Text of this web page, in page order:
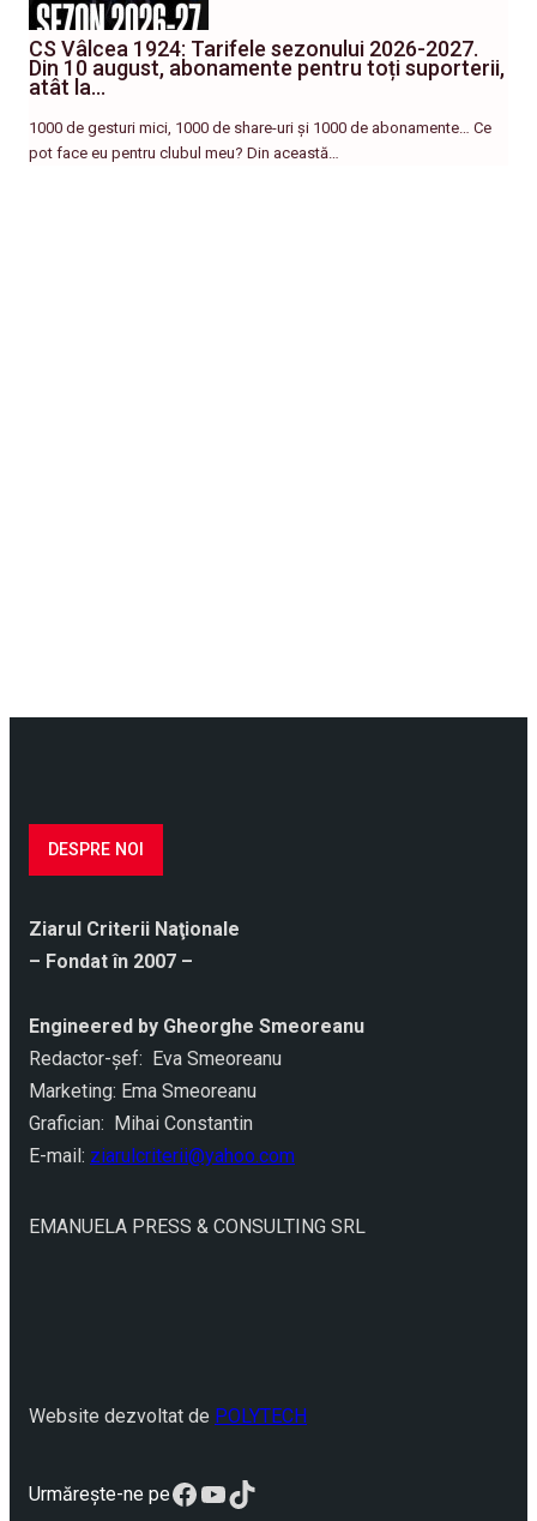
CS Vâlcea 1924: Tarifele sezonului 2026-2027.
Din 10 august, abonamente pentru toți suporterii,
atât la…
1000 de gesturi mici, 1000 de share-uri și 1000 de abonamente… Ce
pot face eu pentru clubul meu? Din această…
DESPRE NOI
Ziarul Criterii Naţionale
– Fondat în 2007 –
Engineered by Gheorghe Smeoreanu
Redactor-şef: Eva Smeoreanu
Marketing: Ema Smeoreanu
Grafician: Mihai Constantin
E-mail: ziarulcriterii@yahoo.com
EMANUELA PRESS & CONSULTING SRL
Website dezvoltat de POLYTECH
Urmărește-ne peFacebook
YouTube
TikTok